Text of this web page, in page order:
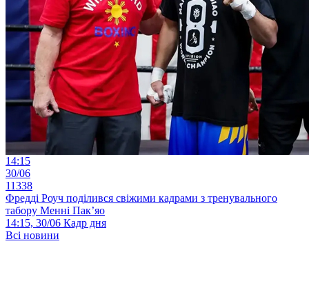
14:15
30/06
11338
Фредді Роуч поділився свіжими кадрами з тренувального
табору Менні Пак’яо
14:15, 30/06 Кадр дня
Всі новини